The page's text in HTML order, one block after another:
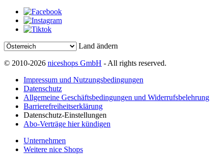
Land ändern
© 2010-2026 niceshops GmbH - All rights reserved.
Impressum und Nutzungsbedingungen
Datenschutz
Allgemeine Geschäftsbedingungen und Widerrufsbelehrung
Barrierefreiheitserklärung
Datenschutz-Einstellungen
Abo-Verträge hier kündigen
Unternehmen
Weitere nice Shops